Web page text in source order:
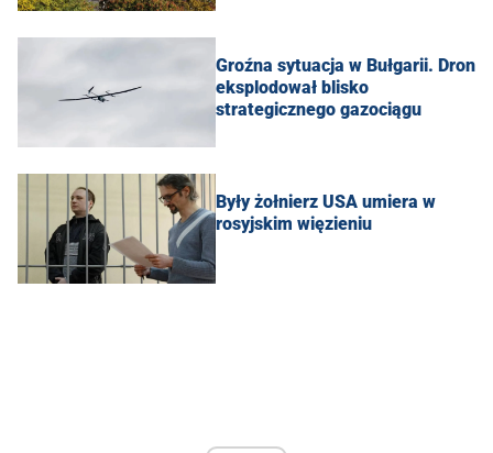
Groźna sytuacja w Bułgarii. Dron
eksplodował blisko
strategicznego gazociągu
Były żołnierz USA umiera w
rosyjskim więzieniu